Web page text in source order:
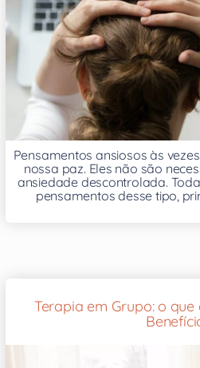
Pensamentos ansiosos às
nossa paz. Eles não são
ansiedade descontrolada.
pensamentos desse tipo,
Terapia em Grupo: o que